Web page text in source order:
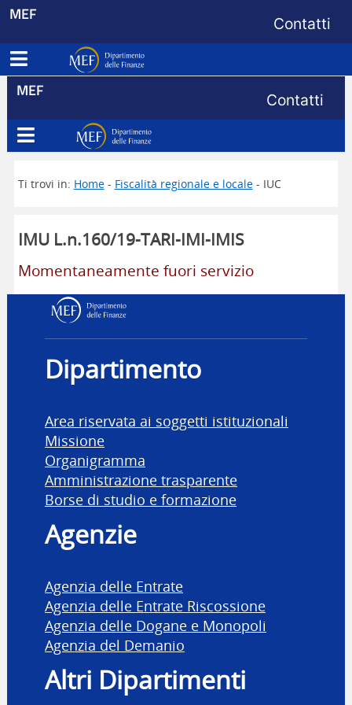
MEF Menu di
Contatti
Apri menu principale
Dipartimento delle Finanze
MEF Menu di
Contatti
Apri menu principale
Dipartimento delle Finanze
Ti trovi in: Home- Fiscalità regionale e locale- IUC
IMU L.n.160/19-TARI-IMI-IMIS
Momentaneamente fuori servizio
Dipartimento delle
Dipartimento
Area riservata ai soggetti istituzionali
Missione
Organigramma
Amministrazione trasparente
Borse di studio e formazione
Agenzie
Agenzia delle Entrate
Agenzia delle Entrate Riscossione
Agenzia delle Dogane e Monopoli
Agenzia del Demanio
Altri Dipartimenti